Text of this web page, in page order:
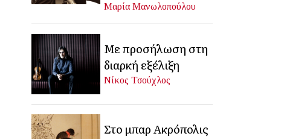
Μαρία Μανωλοπούλου
Με προσήλωση στη
διαρκή εξέλιξη
Νίκος Τσούχλος
Στο μπαρ Ακρόπολις